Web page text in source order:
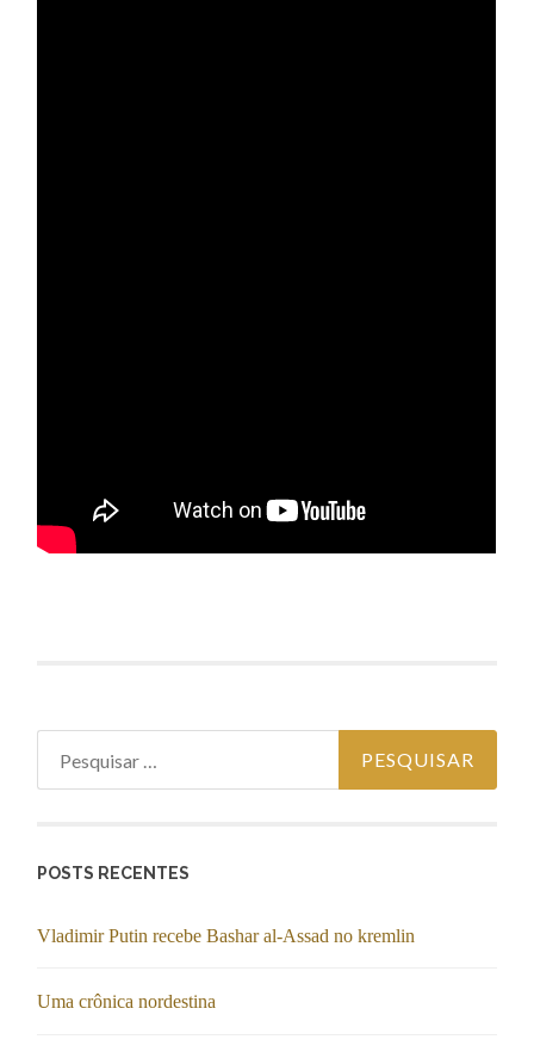
POSTS RECENTES
Vladimir Putin recebe Bashar al-Assad no kremlin
Uma crônica nordestina